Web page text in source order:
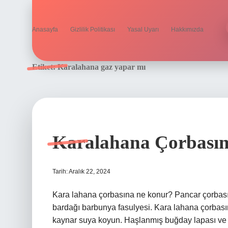
Anasayfa Gizlilik Politikası Yasal Uyarı Hakkımızda
Etiket:Karalahana gaz yapar mı
Karalahana
Tarih: Aralık 22, 2024
Kara lahana çorbasına ne konur? Pancar
bardağı barbunya fasulyesi. Kara lahana
kaynar suya koyun. Haşlanmış buğday lapası